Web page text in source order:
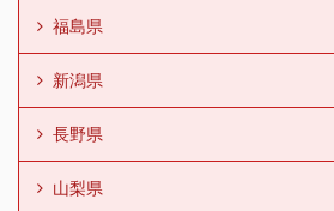
福島県
新潟県
長野県
山梨県